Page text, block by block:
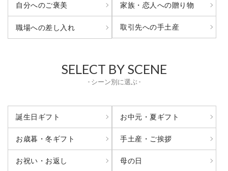
自分へのご褒美 家族・恋人への贈り物
職場への差し入れ 取引先への手土産
SELECT BY SCENE
- シーン別に選ぶ -
誕生日ギフト お中元・夏ギフト
お歳暮・冬ギフト 手土産・ご挨拶
お祝い・お返し 母の日